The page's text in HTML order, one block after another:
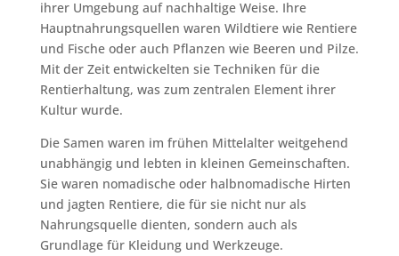
ihrer Umgebung auf nachhaltige Weise. Ihre
Hauptnahrungsquellen waren Wildtiere wie Rentiere
und Fische oder auch Pflanzen wie Beeren und Pilze.
Mit der Zeit entwickelten sie Techniken für die
Rentierhaltung, was zum zentralen Element ihrer
Kultur wurde.
Die Samen waren im frühen Mittelalter weitgehend
unabhängig und lebten in kleinen Gemeinschaften.
Sie waren nomadische oder halbnomadische Hirten
und jagten Rentiere, die für sie nicht nur als
Nahrungsquelle dienten, sondern auch als
Grundlage für Kleidung und Werkzeuge.